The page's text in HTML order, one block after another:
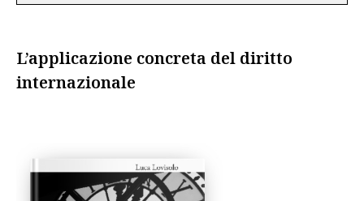
L’applicazione concreta del diritto
internazionale